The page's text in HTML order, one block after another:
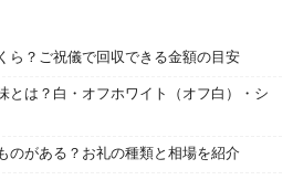
ら？ご祝儀で回収できる金額の目安
とは？白・オフホワイト（オフ白）・シ
のがある？お礼の種類と相場を紹介